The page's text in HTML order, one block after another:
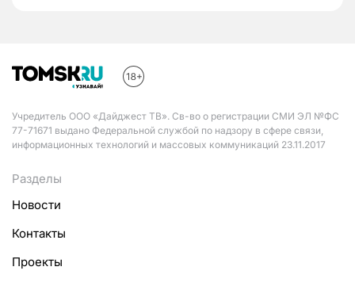
Учредитель ООО «Дайджест ТВ». Св-во о регистрации СМИ ЭЛ №ФС
77-71671 выдано Федеральной службой по надзору в сфере связи,
информационных технологий и массовых коммуникаций 23.11.2017
Разделы
Новости
Контакты
Проекты